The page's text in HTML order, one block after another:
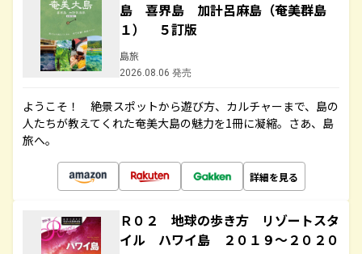
島 喜界島 加計呂麻島（奄美群島
１） ５訂版
島旅
2026.08.06 発売
ようこそ！ 絶景スポットから遊び方、カルチャーまで、島の
人たちが教えてくれた奄美大島の魅力を1冊に凝縮。さあ、島
旅へ。
詳細を見る
Ｒ０２ 地球の歩き方 リゾートスタ
イル ハワイ島 ２０１９～２０２０